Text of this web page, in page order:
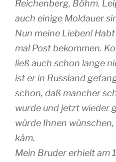
Reichenberg, Böhm.
auch einige Moldauer
Nun meine Lieben!
mal Post bekommen.
ließ auch schon lange
ist er in Russland
schon, daß mancher
wurde und jetzt wieder
würde Ihnen
käm.
Mein Bruder erhielt am